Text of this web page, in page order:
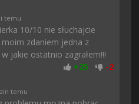
temu
10/10 nie słuchajcie
moim zdaniem jedna z
jakie ostatnio zagrałem!!!
+25 -2
temu